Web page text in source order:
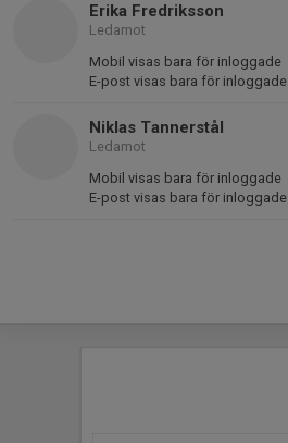
Erika Fredriksson
Ledamot
Mobil visas bara för inloggade
E-post visas bara för inloggade
Niklas Tannerstål
Ledamot
Mobil visas bara för inloggade
E-post visas bara för inloggade